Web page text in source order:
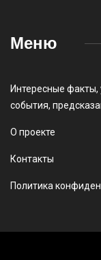
Меню
Интересные факты,
события,
О проекте
Контакты
Политика